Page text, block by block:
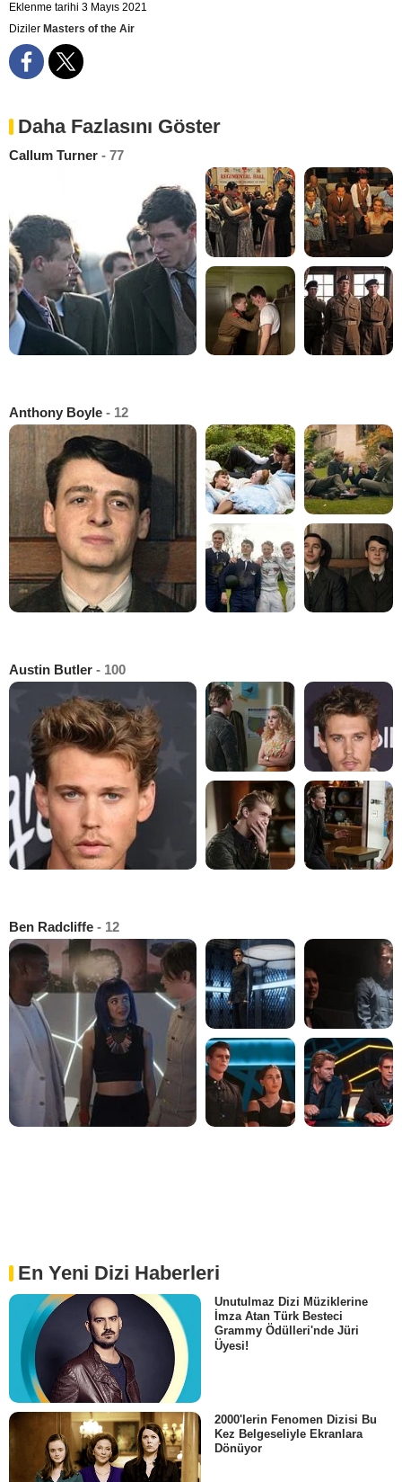
Eklenme tarihi 3 Mayıs 2021
Diziler Masters of the Air
Daha Fazlasını Göster
Callum Turner - 77
Anthony Boyle - 12
Austin Butler - 100
Ben Radcliffe - 12
En Yeni Dizi Haberleri
Unutulmaz Dizi Müziklerine
İmza Atan Türk Besteci
Grammy Ödülleri'nde Jüri
Üyesi!
2000'lerin Fenomen Dizisi Bu
Kez Belgeseliyle Ekranlara
Dönüyor